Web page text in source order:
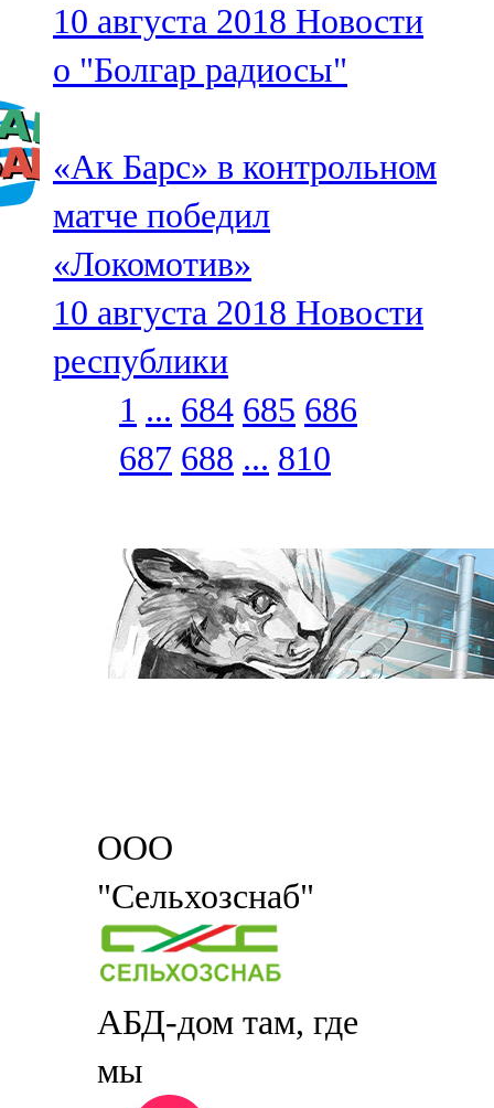
10 августа 2018 Новости
о "Болгар радиосы"
«Ак Барс» в контрольном
матче победил
«Локомотив»
10 августа 2018 Новости
республики
1 ... 684 685 686
687 688 ... 810
ООО
"Сельхозснаб"
АБД-дом там, где
мы